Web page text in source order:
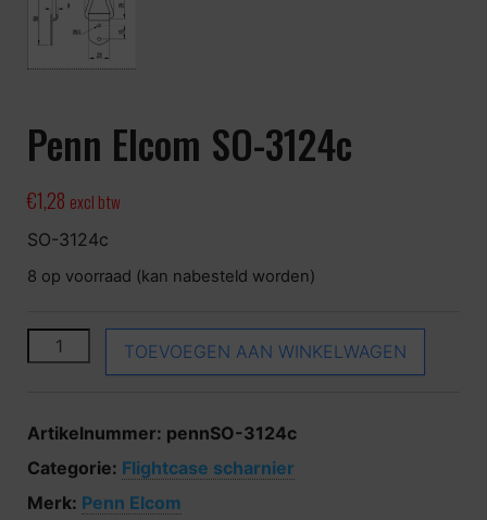
Penn Elcom SO-3124c
€1,28 excl btw
SO-3124c
8 op voorraad (kan nabesteld worden)
Penn Elcom SO-3124c aantal
TOEVOEGEN AAN WINKELWAGEN
Artikelnummer: pennSO-3124c
Categorie: Flightcase scharnier
Merk: Penn Elcom